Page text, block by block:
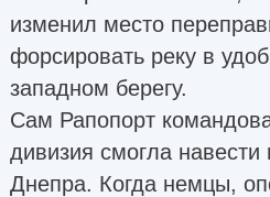
изменил место
форсировать реку в
западном берегу.
Сам Рапопорт
дивизия смогла
Днепра. Когда немцы,